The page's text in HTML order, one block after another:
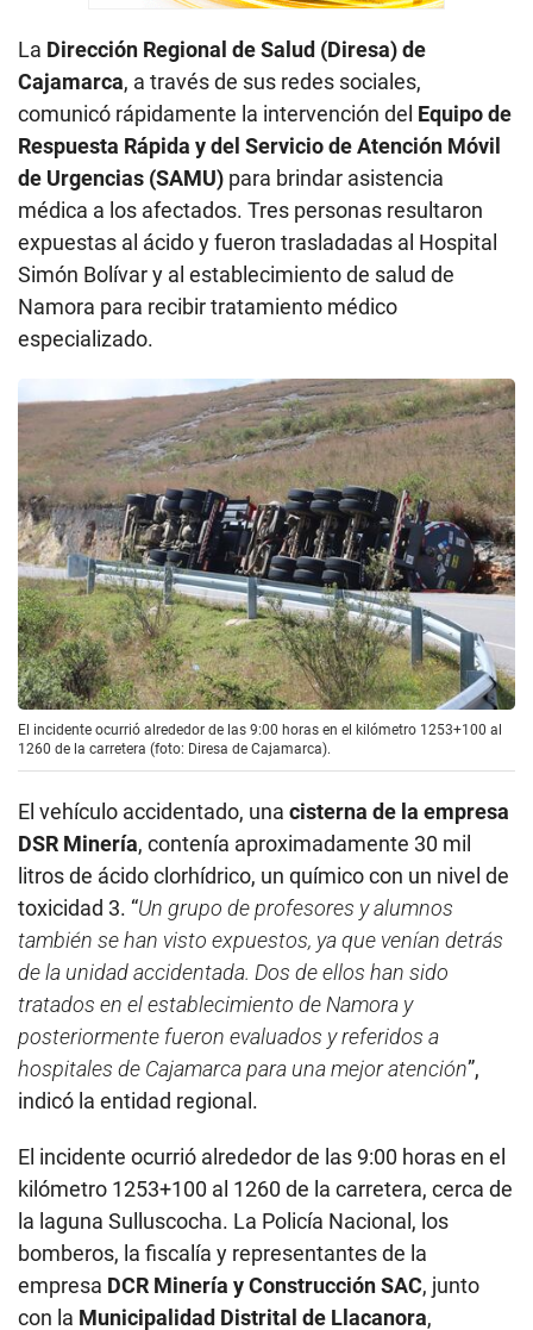
La Dirección Regional de Salud (Diresa) de
Cajamarca, a través de sus redes sociales,
comunicó rápidamente la intervención del Equipo de
Respuesta Rápida y del Servicio de Atención Móvil
de Urgencias (SAMU) para brindar asistencia
médica a los afectados. Tres personas resultaron
expuestas al ácido y fueron trasladadas al Hospital
Simón Bolívar y al establecimiento de salud de
Namora para recibir tratamiento médico
especializado.
El incidente ocurrió alrededor de las 9:00 horas en el kilómetro 1253+100 al
1260 de la carretera (foto: Diresa de Cajamarca).
El vehículo accidentado, una cisterna de la empresa
DSR Minería, contenía aproximadamente 30 mil
litros de ácido clorhídrico, un químico con un nivel de
toxicidad 3. “Un grupo de profesores y alumnos
también se han visto expuestos, ya que venían detrás
de la unidad accidentada. Dos de ellos han sido
tratados en el establecimiento de Namora y
posteriormente fueron evaluados y referidos a
hospitales de Cajamarca para una mejor atención”,
indicó la entidad regional.
El incidente ocurrió alrededor de las 9:00 horas en el
kilómetro 1253+100 al 1260 de la carretera, cerca de
la laguna Sulluscocha. La Policía Nacional, los
bomberos, la fiscalía y representantes de la
empresa DCR Minería y Construcción SAC, junto
con la Municipalidad Distrital de Llacanora,